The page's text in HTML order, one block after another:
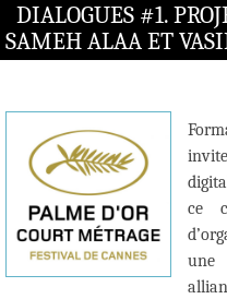
DIALOGUES #1.
SAMEH ALAA ET
ce
une